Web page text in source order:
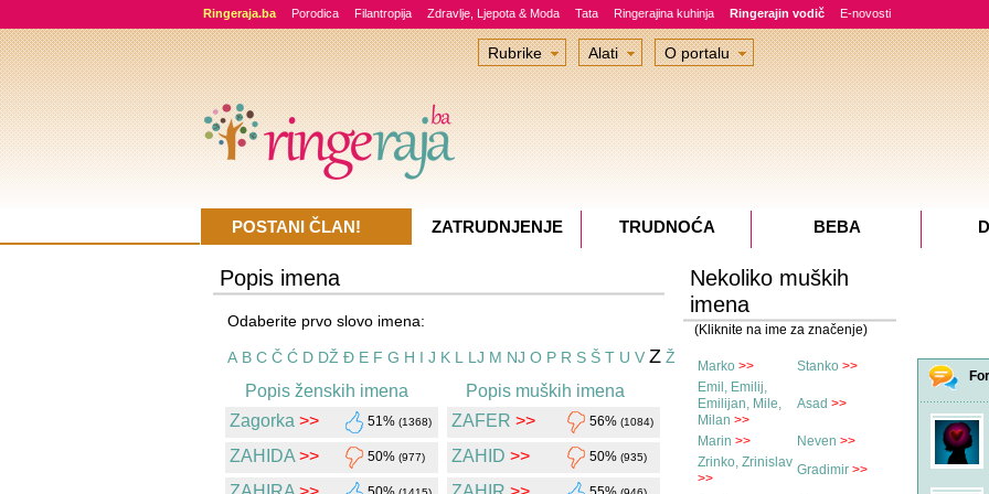
Ringeraja.ba Porodica Filantropija Zdravlje, Ljepota & Moda Tata Ringerajina kuhinja Ringerajin vodič E-novosti
Popis imena
Odaberite prvo slovo imena:
A B C Č Ć D DŽ Đ E F G H I J K L LJ M NJ O P R S Š T U V Z Ž
Popis ženskih imena
Popis muških imena
Zagorka >> 51% (1368)
ZAHIDA >> 50% (977)
ZAFER >> 56% (1084)
ZAHID >> 50% (935)
Nekoliko muških
imena
(Kliknite na ime za značenje)
Marko >> Stanko >>
Emil, Emilij,
Emilijan, Mile,
Milan >>
Asad >>
Marin >> Neven >>
Zrinko, Zrinislav
>>
Gradimir >>
Rubrike Alati O portalu
POSTANI ČLAN! ZATRUDNJENJE TRUDNOĆA BEBA